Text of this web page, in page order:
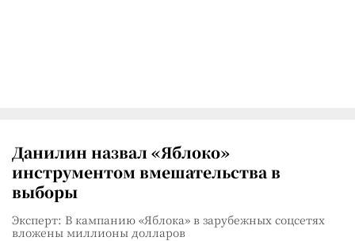
Данилин назвал «Яблоко»
инструментом вмешательства в
выборы
Эксперт: В кампанию «Яблока» в зарубежных соцсетях
вложены миллионы долларов